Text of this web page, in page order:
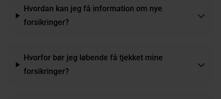
Hvordan kan jeg få information om nye
forsikringer?
Hvorfor bør jeg løbende få tjekket mine
forsikringer?